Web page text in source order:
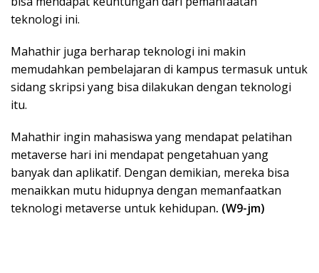
teknologi ini.
Mahathir juga berharap teknologi ini makin
memudahkan pembelajaran di kampus termasuk untuk
sidang skripsi yang bisa dilakukan dengan teknologi
itu.
Mahathir ingin mahasiswa yang mendapat pelatihan
metaverse hari ini mendapat pengetahuan yang
banyak dan aplikatif. Dengan demikian, mereka bisa
menaikkan mutu hidupnya dengan memanfaatkan
teknologi metaverse untuk kehidupan. (W9-jm)